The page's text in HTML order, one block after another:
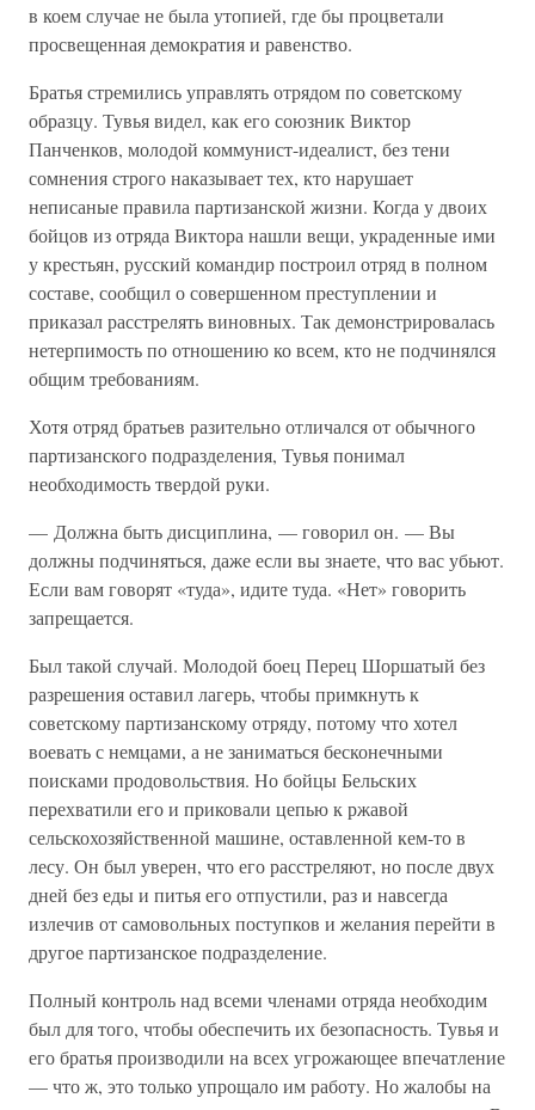
в коем случае не была утопией, где бы процветали
просвещенная демократия и равенство.
Братья стремились управлять отрядом по советскому
образцу. Тувья видел, как его союзник Виктор
Панченков, молодой коммунист-идеалист, без тени
сомнения строго наказывает тех, кто нарушает
неписаные правила партизанской жизни. Когда у двоих
бойцов из отряда Виктора нашли вещи, украденные ими
у крестьян, русский командир построил отряд в полном
составе, сообщил о совершенном преступлении и
приказал расстрелять виновных. Так демонстрировалась
нетерпимость по отношению ко всем, кто не подчинялся
общим требованиям.
Хотя отряд братьев разительно отличался от обычного
партизанского подразделения, Тувья понимал
необходимость твердой руки.
— Должна быть дисциплина, — говорил он. — Вы
должны подчиняться, даже если вы знаете, что вас убьют.
Если вам говорят «туда», идите туда. «Нет» говорить
запрещается.
Был такой случай. Молодой боец Перец Шоршатый без
разрешения оставил лагерь, чтобы примкнуть к
советскому партизанскому отряду, потому что хотел
воевать с немцами, а не заниматься бесконечными
поисками продовольствия. Но бойцы Бельских
перехватили его и приковали цепью к ржавой
сельскохозяйственной машине, оставленной кем-то в
лесу. Он был уверен, что его расстреляют, но после двух
дней без еды и питья его отпустили, раз и навсегда
излечив от самовольных поступков и желания перейти в
другое партизанское подразделение.
Полный контроль над всеми членами отряда необходим
был для того, чтобы обеспечить их безопасность. Тувья и
его братья производили на всех угрожающее впечатление
— что ж, это только упрощало им работу. Но жалобы на